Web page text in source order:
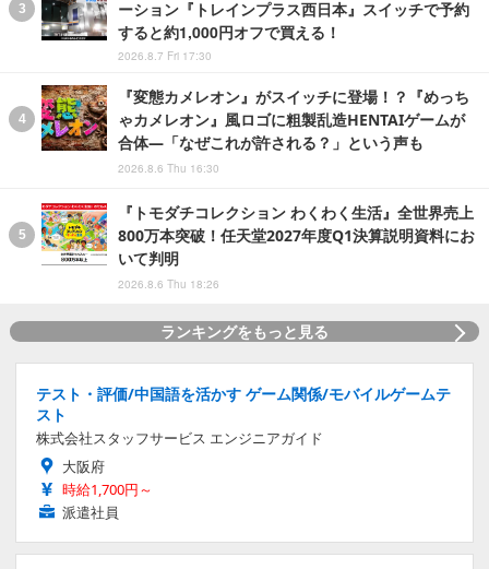
ーション『トレインプラス西日本』スイッチで予約
すると約1,000円オフで買える！
2026.8.7 Fri 17:30
『変態カメレオン』がスイッチに登場！？『めっち
ゃカメレオン』風ロゴに粗製乱造HENTAIゲームが
合体―「なぜこれが許される？」という声も
2026.8.6 Thu 16:30
『トモダチコレクション わくわく生活』全世界売上
800万本突破！任天堂2027年度Q1決算説明資料にお
いて判明
2026.8.6 Thu 18:26
ランキングをもっと見る
テスト・評価/中国語を活かす ゲーム関係/モバイルゲームテ
スト
株式会社スタッフサービス エンジニアガイド
大阪府
時給1,700円～
派遣社員